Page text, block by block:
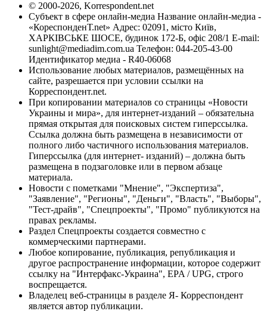
© 2000-2026, Korrespondent.net
Субъект в сфере онлайн-медиа Название онлайн-медиа -
«КореспонденТ.net» Адрес: 02091, місто Київ,
ХАРКІВСЬКЕ ШОСЕ, будинок 172-Б, офіс 208/1 E-mail:
sunlight@mediadim.com.ua Телефон: 044-205-43-00
Идентификатор медиа - R40-06068
Использование любых материалов, размещённых на
сайте, разрешается при условии ссылки на
Корреспондент.net.
При копировании материалов со страницы «Новости
Украины и мира», для интернет-изданий – обязательна
прямая открытая для поисковых систем гиперссылка.
Ссылка должна быть размещена в независимости от
полного либо частичного использования материалов.
Гиперссылка (для интернет- изданий) – должна быть
размещена в подзаголовке или в первом абзаце
материала.
Новости с пометками "Мнение", "Экспертиза",
"Заявление", "Регионы", "Деньги", "Власть", "Выборы",
"Тест-драйв", "Спецпроекты", "Промо" публикуются на
правах рекламы.
Раздел Спецпроекты создается совместно с
коммерческими партнерами.
Любое копирование, публикация, републикация и
другое распространение информации, которое содержит
ссылку на "Интерфакс-Украина", EPA / UPG, строго
воспрещается.
Владелец веб-страницы в разделе Я- Корреспондент
является автор публикации.